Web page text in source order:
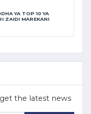
YA TOP 10 YA
ZAIDI MAREKANI
the latest news